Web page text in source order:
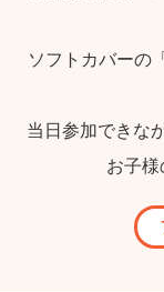
ソフトカバーの
当日参加できな
お子様